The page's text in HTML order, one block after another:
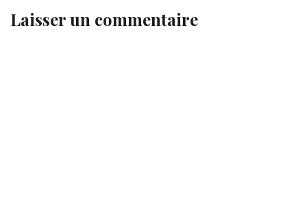
Laisser un commentaire